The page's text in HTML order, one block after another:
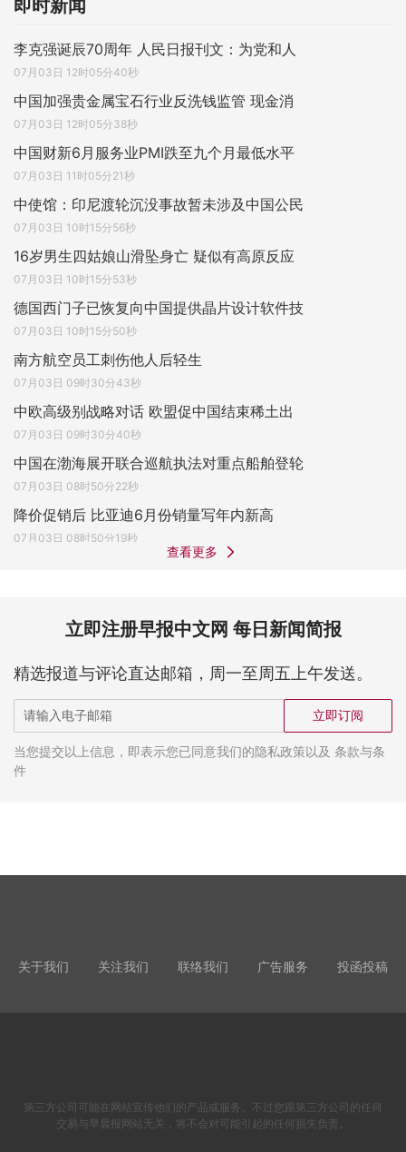
即时新闻
李克强诞辰70周年 人民日报刊文：为党和人
07月03日 12时05分40秒
中国加强贵金属宝石行业反洗钱监管 现金消
07月03日 12时05分38秒
中国财新6月服务业PMI跌至九个月最低水平
07月03日 11时05分21秒
中使馆：印尼渡轮沉没事故暂未涉及中国公民
07月03日 10时15分56秒
16岁男生四姑娘山滑坠身亡 疑似有高原反应
07月03日 10时15分53秒
德国西门子已恢复向中国提供晶片设计软件技
07月03日 10时15分50秒
南方航空员工刺伤他人后轻生
07月03日 09时30分43秒
中欧高级别战略对话 欧盟促中国结束稀土出
07月03日 09时30分40秒
中国在渤海展开联合巡航执法对重点船舶登轮
07月03日 08时50分22秒
降价促销后 比亚迪6月份销量写年内新高
07月03日 08时50分19秒
查看更多
立即注册早报中文网 每日新闻简报
精选报道与评论直达邮箱，周一至周五上午发送。
立即订阅
当您提交以上信息，即表示您已同意我们的隐私政策以及 条款与条
件
关于我们 关注我们 联络我们 广告服务 投函投稿
第三方公司可能在网站宣传他们的产品或服务。不过您跟第三方公司的任何
交易与早晨报网站无关，将不会对可能引起的任何损失负责。